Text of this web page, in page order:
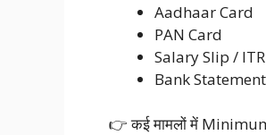
Aadhaar Card
PAN Card
Salary Slip / ITR
Bank Statement
👉 कई मामलों में